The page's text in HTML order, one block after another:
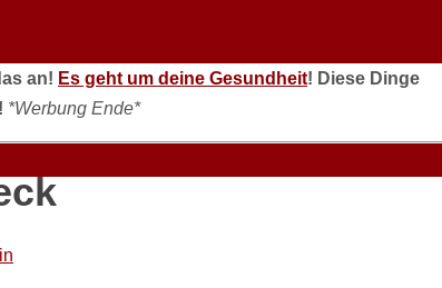
an! Es geht um deine Gesundheit! Diese Dinge
*Werbung Ende*